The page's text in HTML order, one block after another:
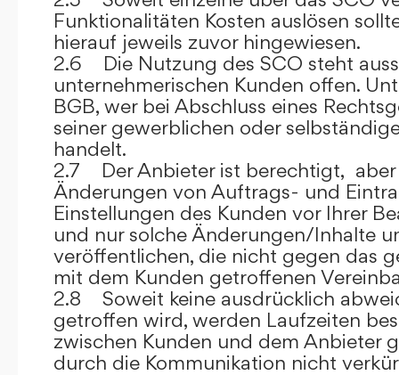
Funktionalitäten Kosten auslösen
hierauf jeweils zuvor hingewiesen.
2.6 Die Nutzung des SCO steht
unternehmerischen Kunden offen.
BGB, wer bei Abschluss eines
seiner gewerblichen oder
handelt.
2.7 Der Anbieter ist berechtigt,
Änderungen von Auftrags- und
Einstellungen des Kunden vor Ihrer
und nur solche Änderungen/Inhalte
veröffentlichen, die nicht gegen das
mit dem Kunden getroffenen
2.8 Soweit keine ausdrücklich
getroffen wird, werden Laufzeiten
zwischen Kunden und dem Anbieter
durch die Kommunikation nicht